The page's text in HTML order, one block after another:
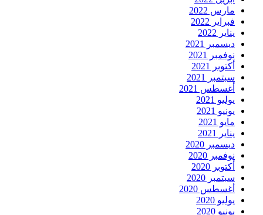
مارس 2022
فبراير 2022
يناير 2022
ديسمبر 2021
نوفمبر 2021
أكتوبر 2021
سبتمبر 2021
أغسطس 2021
يوليو 2021
يونيو 2021
مايو 2021
يناير 2021
ديسمبر 2020
نوفمبر 2020
أكتوبر 2020
سبتمبر 2020
أغسطس 2020
يوليو 2020
يونيو 2020